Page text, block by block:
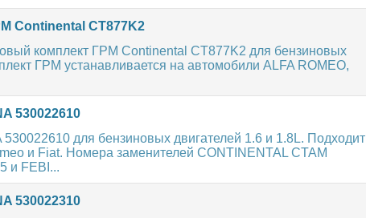
Continental CT877K2
комплект ГРМ Continental CT877K2 для бензиновых
ГРМ устанавливается на автомобили ALFA ROMEO,
530022610
для бензиновых двигателей 1.6 и 1.8L. Подходит
и Fiat. Номера заменителей CONTINENTAL CTAM
и FEBI...
530022310